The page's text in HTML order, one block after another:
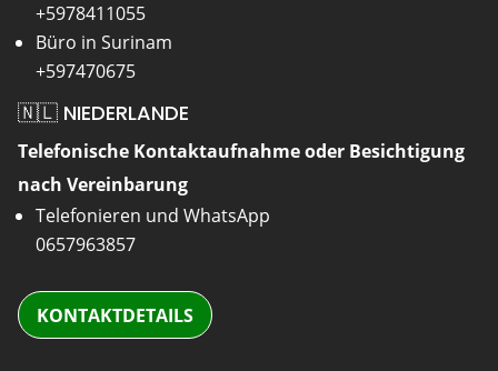
+5978411055
Büro in Surinam
+597470675
🇳🇱 NIEDERLANDE
Telefonische Kontaktaufnahme oder Besichtigung
nach Vereinbarung
Telefonieren und WhatsApp
0657963857
KONTAKTDETAILS